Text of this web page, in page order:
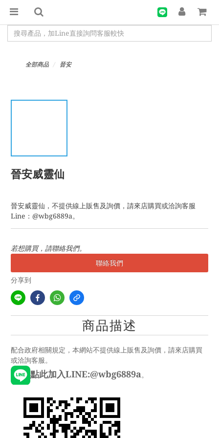
全部商品 晉安
晉安威靈仙
晉安威靈仙，不提供線上販售及詢價，請來店購買或洽詢客服
Line：@wbg6889a。
若想購買，請聯絡我們。
聯絡我們
分享到
商品描述
配合政府相關規定，本網站不提供線上販售及詢價，請來店購買
或洽詢客服。
點此加入LINE:@wbg6889a。